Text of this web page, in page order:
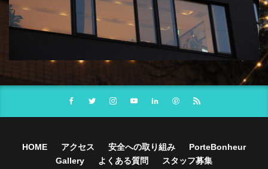
HOME アクセス 安全への取り組み
PorteBonheur
Gallery
よくある質問 スタッフ募集